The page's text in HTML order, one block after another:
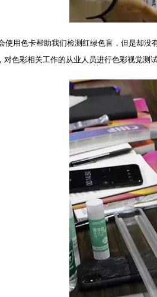
色卡帮助我们检测红绿色盲，但是却没
色彩相关工作的从业人员进行色彩视觉测